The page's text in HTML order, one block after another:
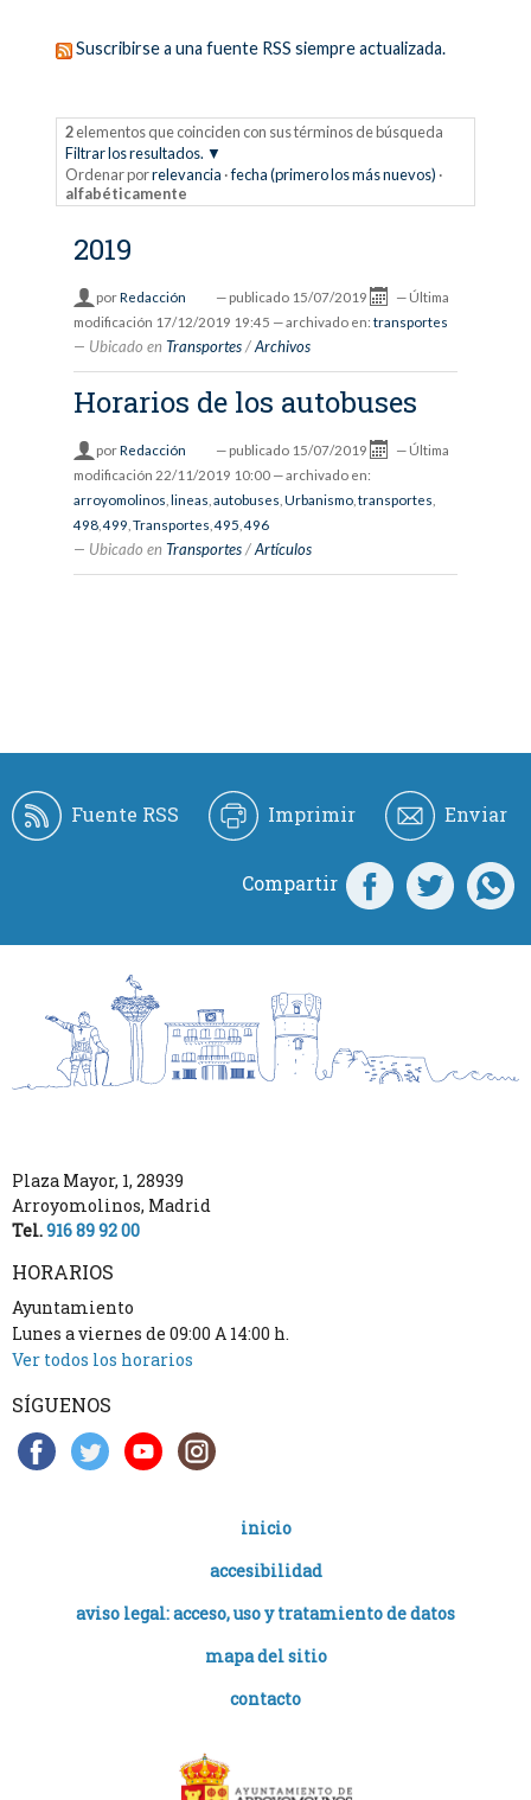
Suscribirse a una fuente RSS siempre actualizada.
2elementos que coinciden con sus términos de búsqueda
Filtrar los resultados.
Ordenar porrelevancia ·fecha (primero los más nuevos) ·
alfabéticamente
2019
porRedacción — publicado 15/07/2019 — Última
modificación 17/12/2019 19:45 — archivado en: transportes
Ubicado en Transportes /Archivos
Horarios de los autobuses
porRedacción — publicado 15/07/2019 — Última
modificación 22/11/2019 10:00 — archivado en:
arroyomolinos
lineas autobuses Urbanismo, transportes
498,499 Transportes ,495 ,496
Ubicado en Transportes /Artículos
Fuente RSS Imprimir Enviar
Compartir
Plaza Mayor, 1, 28939
Arroyomolinos, Madrid
Tel.916 89 92 00
HORARIOS
Ayuntamiento
Lunes a viernes de 09:00 A 14:00 h.
Ver todos los horarios
SÍGUENOS
inicio
accesibilidad
aviso legal: acceso, uso y tratamiento de datos
mapa del sitio
contacto